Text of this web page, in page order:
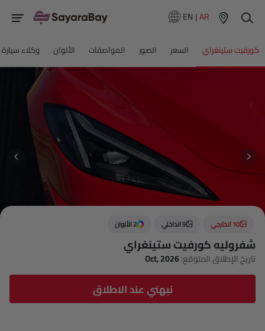
EN|AR
كورفيت ستينغراي السعر الصور المواصفات الألوان وكلاء سيارة
10 الخارجي 9 الداخلي 2 الألوان
شفروليه كورفيت ستينغراي
تاريخ الإطلاق المتوقع:Oct, 2026
نبهني عند الاطلاق